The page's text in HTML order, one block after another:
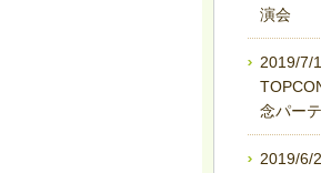
演会
2019/7/
念パー
2019/6/